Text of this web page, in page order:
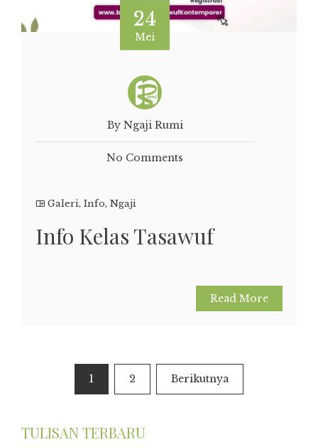
24
Mei
By Ngaji Rumi
No Comments
Galeri, Info, Ngaji
Info Kelas Tasawuf
Read More
Paginasi
1 2 Berikutnya
TULISAN TERBARU